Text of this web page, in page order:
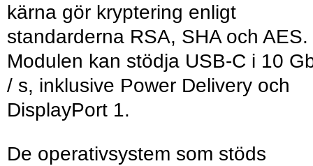
kärna gör kryptering enligt
standarderna RSA, SHA och AES.
Modulen kan stödja USB-C i 10
/ s, inklusive Power Delivery och
DisplayPort 1.
De operativsystem som stöds